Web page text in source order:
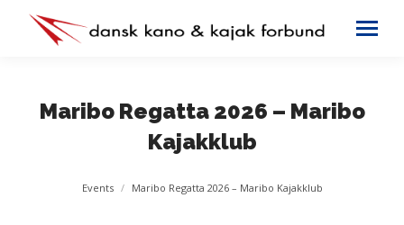
Maribo Regatta 2026 – Maribo
Kajakklub
You are here:
Events Maribo Regatta 2026 – Maribo Kajakklub